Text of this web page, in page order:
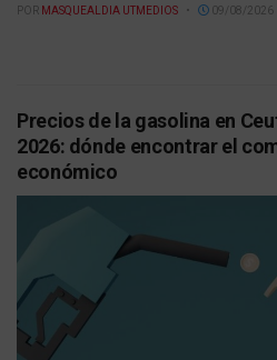
POR MASQUEALDIA UTMEDIOS 09/08/2026
Precios de la gasolina en
2026: dónde encontrar el
económico